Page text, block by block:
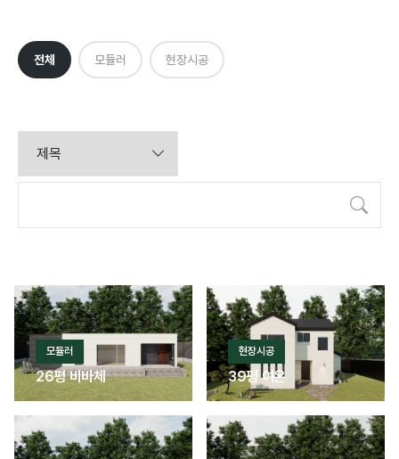
설계사례 건축뉴스
전체 모듈러 현장시공
검색
모듈러
26평 비바체
현장시공
39평 여온